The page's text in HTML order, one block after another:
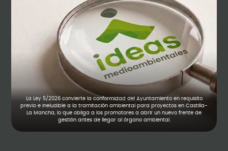
La Ley 5/2026 convierte la conformidad del Ayuntamiento en requisito
previo e ineludible a la tramitación ambiental para proyectos en Castilla-
La Mancha, lo que obliga a los promotores a abrir un nuevo frente de
gestión antes de llegar al órgano ambiental.